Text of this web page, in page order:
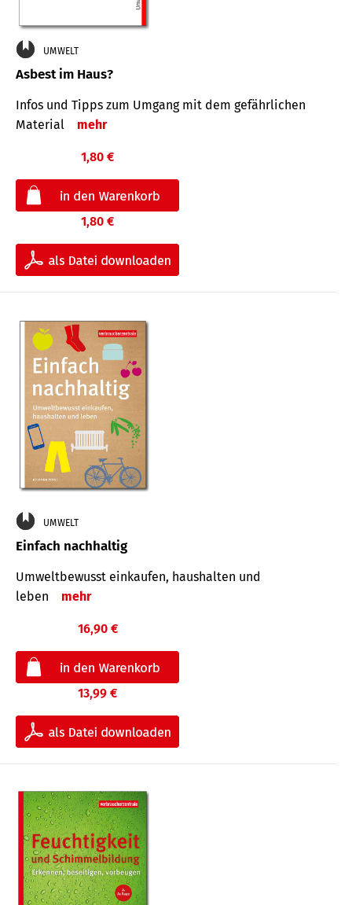
UMWELT
Asbest im Haus?
Infos und Tipps zum Um­gang mit dem ge­fähr­lichen
Mate­rial
mehr
1,80 €
1,80 €
UMWELT
Einfach nachhaltig
Umweltbewusst einkaufen, haushalten und
leben
mehr
16,90 €
13,99 €